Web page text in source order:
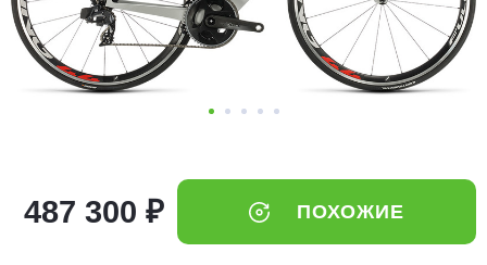
487 300 ₽ ПОХОЖИЕ
Оплачивайте сегодня только
25% картой любого банка
выбранный способом
75% будут